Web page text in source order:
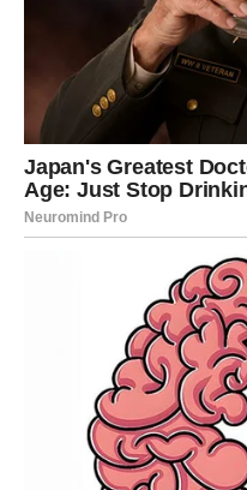
Na početku, sve je
ljudi, zaljubljena i puna
male djece. On je verovao
to obično biva, život nije
očekivanjima. Počeo je da
očigledne, ali su s
njegovim očima, ona je bila
njeno poštovanje i podrška
njegove odluke počele da
Iako je iz početka bio
ubrzo je postao svestan
njegovu ženu. Njegovo